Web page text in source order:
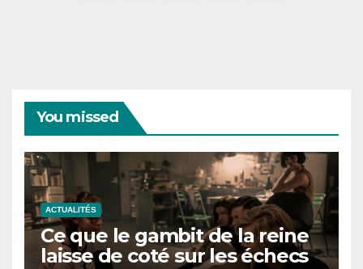
You missed
ACTUALITÉS
Ce que le gambit de la reine
laisse de coté sur les échecs